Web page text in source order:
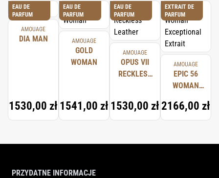
EAU DE
PARFUM
AMOUAGE
DIA MAN
1530,00 zł
EAU DE
PARFUM
AMOUAGE
GOLD
WOMAN
1541,00 zł
EAU DE
PARFUM
AMOUAGE
OPUS VII
RECKLESS
1530,00 zł
EXTRAIT DE
PARFUM
AMOUAGE
EPIC 56
WOMAN
EXTRAIT
2166,00 zł
PRZYDATNE INFORMACJE